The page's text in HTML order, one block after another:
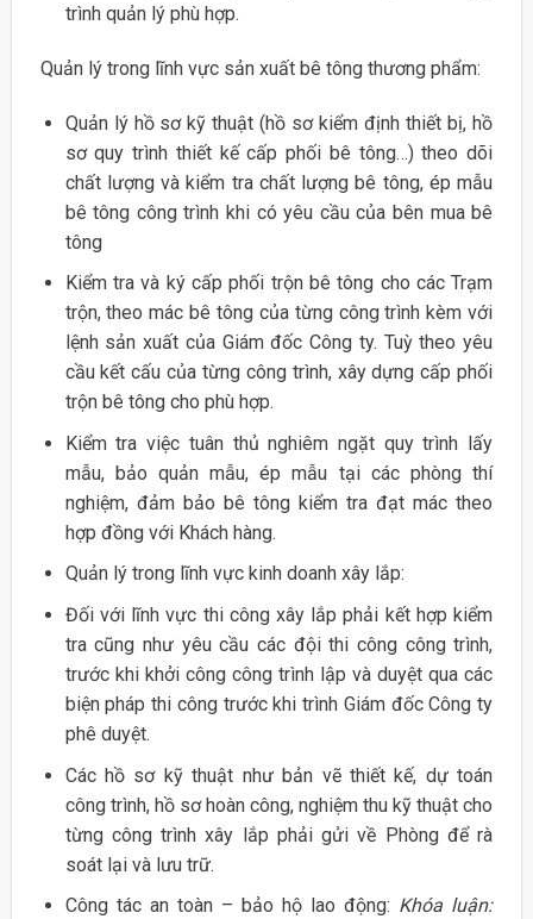
trình quản lý phù hợp.
Quản lý trong lĩnh vực sản xuất bê tông thương phẩm:
Quản lý hồ sơ kỹ thuật (hồ sơ kiểm định thiết bị, hồ
sơ quy trình thiết kế cấp phối bê tông…) theo dõi
chất lượng và kiểm tra chất lượng bê tông, ép mẫu
bê tông công trình khi có yêu cầu của bên mua bê
tông
Kiểm tra và ký cấp phối trộn bê tông cho các Trạm
trộn, theo mác bê tông của từng công trình kèm với
lệnh sản xuất của Giám đốc Công ty. Tuỳ theo yêu
cầu kết cấu của từng công trình, xây dựng cấp phối
trộn bê tông cho phù hợp.
Kiểm tra việc tuân thủ nghiêm ngặt quy trình lấy
mẫu, bảo quản mẫu, ép mẫu tại các phòng thí
nghiệm, đảm bảo bê tông kiểm tra đạt mác theo
hợp đồng với Khách hàng.
Quản lý trong lĩnh vực kinh doanh xây lắp:
Đối với lĩnh vực thi công xây lắp phải kết hợp kiểm
tra cũng như yêu cầu các đội thi công công trình,
trước khi khởi công công trình lập và duyệt qua các
biện pháp thi công trước khi trình Giám đốc Công ty
phê duyệt.
Các hồ sơ kỹ thuật như bản vẽ thiết kế, dự toán
công trình, hồ sơ hoàn công, nghiệm thu kỹ thuật cho
từng công trình xây lắp phải gửi về Phòng để rà
soát lại và lưu trữ.
Công tác an toàn – bảo hộ lao động: Khóa luận: